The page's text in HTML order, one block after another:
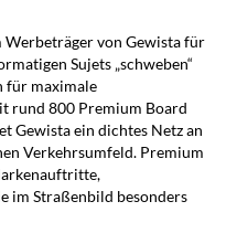
von Gewista für
Sujets „schweben“
für maximale
rund 800 Premium Board
Gewista ein dichtes Netz an
Verkehrsumfeld. Premium
im Straßenbild besonders